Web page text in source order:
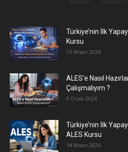
Türkiye’nin İlk
Kursu
15 Nisan 2026
ALES’e Nasıl
Çalışmalıyım ?
9 Ocak 2024
Türkiye’nin İlk
ALES Kursu
14 Nisan 2026